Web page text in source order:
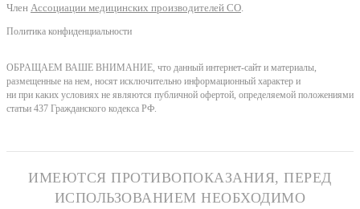
Член Ассоциации медицинских производителей СО
Политика конфиденциальности
ОБРАЩАЕМ ВАШЕ ВНИМАНИЕ, что данный интернет-сайт и материалы,
размещенные на нем, носят исключительно информационный характер и
ни при каких условиях не являются публичной офертой, определяемой положениями
статьи 437 Гражданского кодекса РФ.
ИМЕЮТСЯ ПРОТИВОПОКАЗАНИЯ, ПЕРЕД
ИСПОЛЬЗОВАНИЕМ НЕОБХОДИМО